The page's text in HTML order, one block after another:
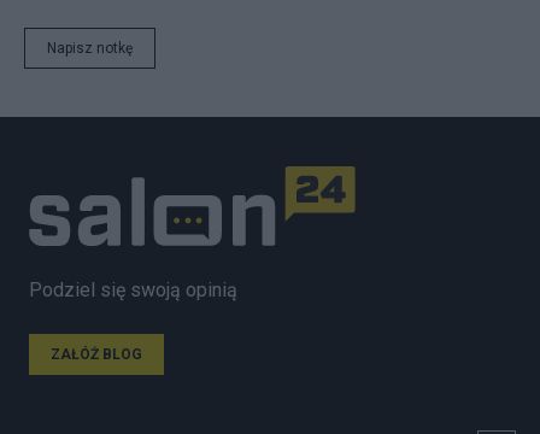
Napisz notkę
Podziel się swoją opinią
ZAŁÓŻ BLOG